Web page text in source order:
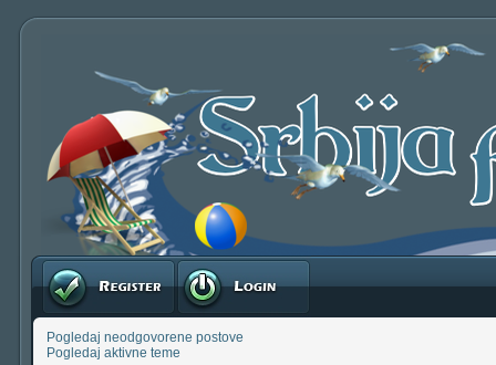
Registruj se Prijavite se
Pogledaj neodgovorene postove
Pogledaj aktivne teme